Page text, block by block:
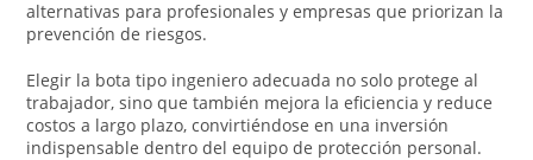
alternativas para profesionales y empresas que priorizan la
prevención de riesgos.
Elegir la bota tipo ingeniero adecuada no solo protege al
trabajador, sino que también mejora la eficiencia y reduce
costos a largo plazo, convirtiéndose en una inversión
indispensable dentro del equipo de protección personal.